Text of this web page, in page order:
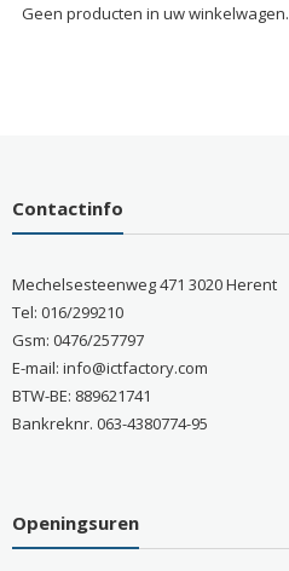
Geen producten in uw winkelwagen.
Contactinfo
Mechelsesteenweg 471 3020 Herent
Tel: 016/299210
Gsm: 0476/257797
E-mail: info@ictfactory.com
BTW-BE: 889621741
Bankreknr. 063-4380774-95
Openingsuren